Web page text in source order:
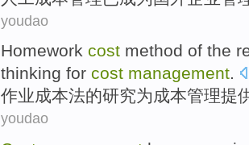
youdao
Homework cost method of the
thinking for cost management.
作业成本法的研究为成本管理提
youdao